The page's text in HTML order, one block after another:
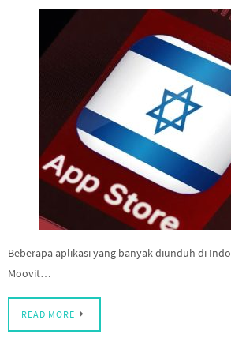
Beberapa aplikasi yang banyak diunduh di
Moovit…
READ MORE